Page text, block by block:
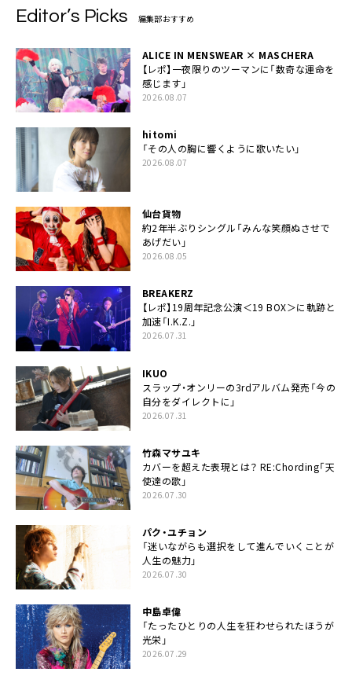
Editor’s Picks 編集部おすすめ
ALICE IN MENSWEAR × MASCHERA
【レポ】一夜限りのツーマンに「数奇な運命を
感じます」
2026.08.07
hitomi
「その人の胸に響くように歌いたい」
2026.08.07
仙台貨物
約2年半ぶりシングル「みんな笑顔ぬさせで
あげだい」
2026.08.05
BREAKERZ
【レポ】19周年記念公演＜19 BOX＞に軌跡と
加速「I.K.Z.」
2026.07.31
IKUO
スラップ・オンリーの3rdアルバム発売「今の
自分をダイレクトに」
2026.07.31
竹森マサユキ
カバーを超えた表現とは？ RE:Chording「天
使達の歌」
2026.07.30
パク・ユチョン
「迷いながらも選択をして進んでいくことが
人生の魅力」
2026.07.30
中島卓偉
「たったひとりの人生を狂わせられたほうが
光栄」
2026.07.29